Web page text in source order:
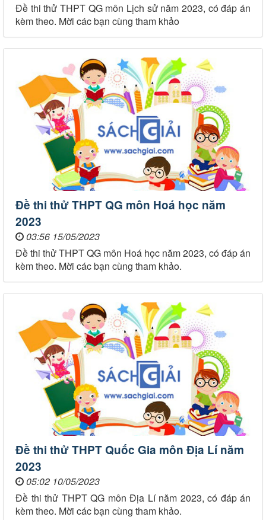
Đề thi thử THPT QG môn Lịch sử năm 2023, có đáp án
kèm theo. Mời các bạn cùng tham khảo
Đề thi thử THPT QG môn Hoá học năm
2023
03:56 15/05/2023
Đề thi thử THPT QG môn Hoá học năm 2023, có đáp án
kèm theo. Mời các bạn cùng tham khảo.
Đề thi thử THPT Quốc Gia môn Địa Lí năm
2023
05:02 10/05/2023
Đề thi thử THPT QG môn Địa Lí năm 2023, có đáp án
kèm theo. Mời các bạn cùng tham khảo.